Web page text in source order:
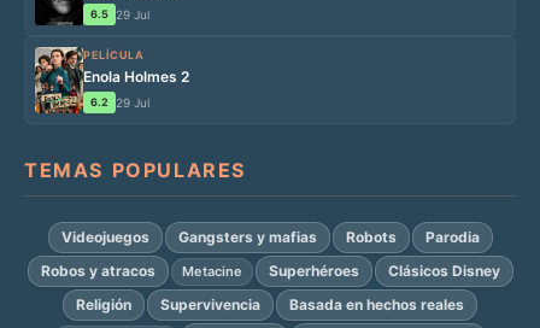
6.5 29 Jul
PELÍCULA
Enola Holmes 2
6.2 29 Jul
TEMAS POPULARES
Videojuegos Gangsters y mafias Robots
Parodia
Robos y atracos
Metacine Superhéroes
Clásicos Disney
Religión
Supervivencia Basada en hechos reales